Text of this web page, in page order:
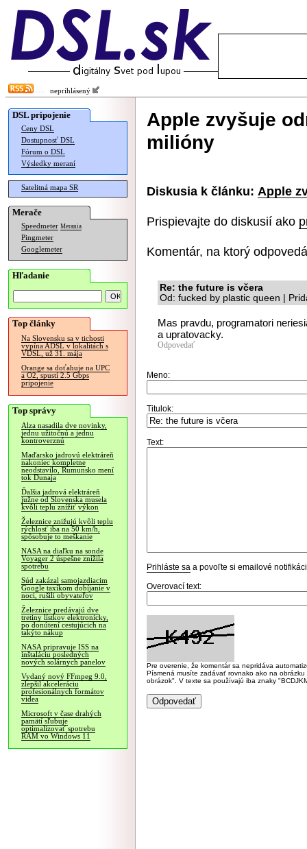
neprihlásený
DSL pripojenie
Ceny DSL
Dostupnosť DSL
Fórum o DSL
Výsledky meraní
Satelitná mapa SR
Merače
Speedmeter Merania
Pingmeter
Googlemeter
Hľadanie
Top články
Na Slovensku sa v tichosti
vypína ADSL v lokalitách s
VDSL, už 31. mája
Orange sa doťahuje na UPC
a O2, spustí 2.5 Gbps
pripojenie
Top správy
Alza nasadila dve novinky,
jednu užitočnú a jednu
kontroverznú
Maďarsko jadrovú elektráreň
nakoniec kompletne
neodstavilo, Rumunsko mení
tok Dunaja
Ďalšia jadrová elektráreň
južne od Slovenska musela
kvôli teplu znížiť výkon
Železnice znižujú kvôli teplu
rýchlosť iba na 50 km/h,
spôsobuje to meškanie
NASA na diaľku na sonde
Voyager 2 úspešne znížila
spotrebu
Súd zakázal samojazdiacim
Google taxíkom dobíjanie v
noci, rušili obyvateľov
Železnice predávajú dve
tretiny lístkov elektronicky,
po donútení cestujúcich na
takýto nákup
NASA pripravuje ISS na
inštaláciu posledných
nových solárnych panelov
Vydaný nový FFmpeg 9.0,
zlepšil akceleráciu
profesionálnych formátov
videa
Microsoft v čase drahých
pamätí sľubuje
optimalizovať spotrebu
RAM vo Windows 11
Apple zvyšuje
milióny
Diskusia k článku: Apple
Prispievajte do diskusií ako
Komentár, na ktorý
Re: the future is včera
Od: fucked by plastic queen |
Mas pravdu, programatori
a upratovacky.
Odpovedať
Meno:
Titulok:
Text:
Prihláste sa a povoľte si emailové
Overovací text:
Pre overenie, že komentár sa nepridáva
Písmená musíte zadávať rovnako ako na
obrázok". V texte sa používajú iba znaky